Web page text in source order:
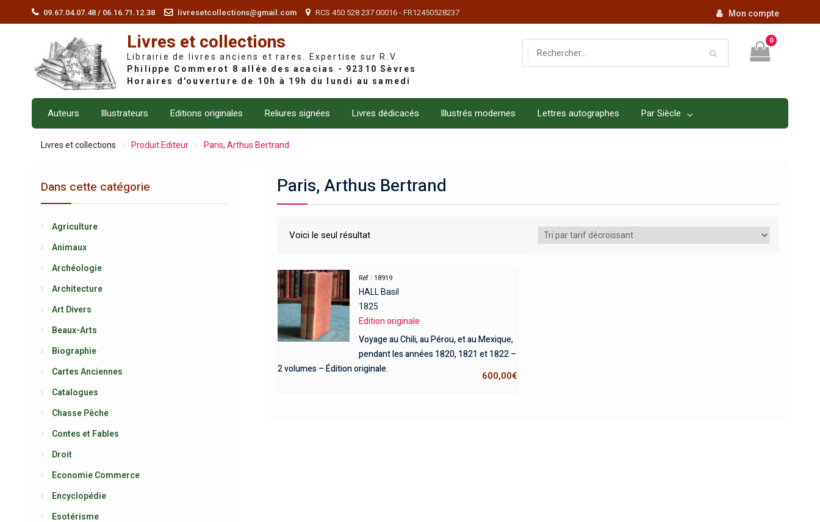
09.67.04.07.48 / 06.16.71.12.38 livresetcollections@gmail.com RCS 450 528 237 00016 - FR12450528237 Mon compte
Livres et collections
Librairie de livres anciens et rares. Expertise sur R.V.
0
Auteurs Illustrateurs Editions originales Reliures signées Livres dédicacés Illustrés modernes Lettres autographes Par Siècle
Livres et collections Produit Editeur Paris, Arthus Bertrand
Paris, Arthus Bertrand
Voici le seul résultat
Réf : 18919
HALL Basil
1825
Edition originale
Voyage au Chili, au Pérou, et au Mexique,
pendant les années 1820, 1821 et 1822 –
2 volumes – Édition originale.
600,00€
Dans cette catégorie
Agriculture
Animaux
Archéologie
Architecture
Art Divers
Beaux-Arts
Biographie
Cartes Anciennes
Catalogues
Chasse Pêche
Contes et Fables
Droit
Economie Commerce
Encyclopédie
Esotérisme